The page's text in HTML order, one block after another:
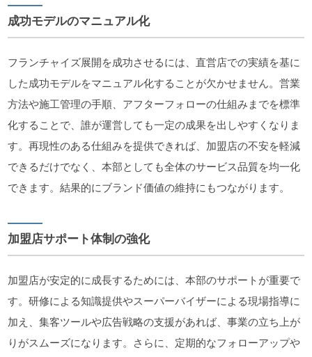
成功モデルのマニュアル化
フランチャイズ展開を成功させるには、直営店での実績を基に
した成功モデルをマニュアル化することが欠かせません。営業
方法や施工管理の手順、アフターフォローの仕組みまでを標準
化することで、誰が運営しても一定の成果を出しやすくなりま
す。再現性のある仕組みを提供できれば、加盟店の不安を軽減
できるだけでなく、本部としても全体のサービス品質を均一化
できます。結果的にブランド価値の維持にもつながります。
加盟店サポート体制の強化
加盟店が安定的に成長するためには、本部のサポートが重要で
す。研修による知識提供やスーパーバイザーによる現場指導に
加え、集客ツールや広告戦略の支援があれば、事業の立ち上が
りがスムーズになります。さらに、定期的なフォローアップや